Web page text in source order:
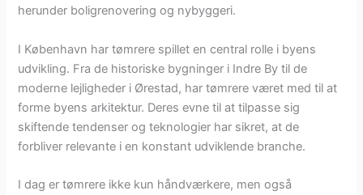
herunder boligrenovering og nybyggeri.
I København har tømrere spillet en central rolle i byens
udvikling. Fra de historiske bygninger i Indre By til de
moderne lejligheder i Ørestad, har tømrere været med til at
forme byens arkitektur. Deres evne til at tilpasse sig
skiftende tendenser og teknologier har sikret, at de
forbliver relevante i en konstant udviklende branche.
I dag er tømrere ikke kun håndværkere, men også